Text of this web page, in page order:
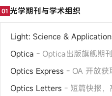
01 光学期刊与学术组织
Light: Science &
Optica - Optica出版旗舰期刊
Optics Express - OA 开放获
Optics Letters - 短篇快报，